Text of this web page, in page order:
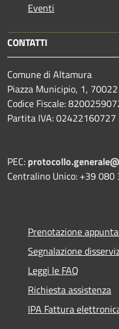
Eventi
CONTATTI
Comune di Altamura
Piazza Municipio, 1,
Codice Fiscale:
Partita IVA: 02422160727
PEC:
Centralino Unico: +39 080
Prenotazione
Segnalazione
Leggi le FAQ
Richiesta assistenza
IPA Fattura